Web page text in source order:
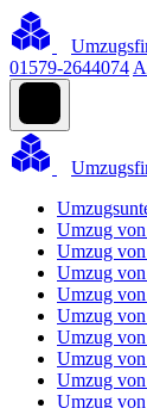
01579-2644074
Umzug
Umzug
Umzug
Umzug
Umzug
Umzug
Umzug
Umzug
Umzug